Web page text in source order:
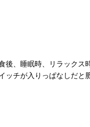
後、睡眠時、リラックス
ッチが入りっぱなしだと